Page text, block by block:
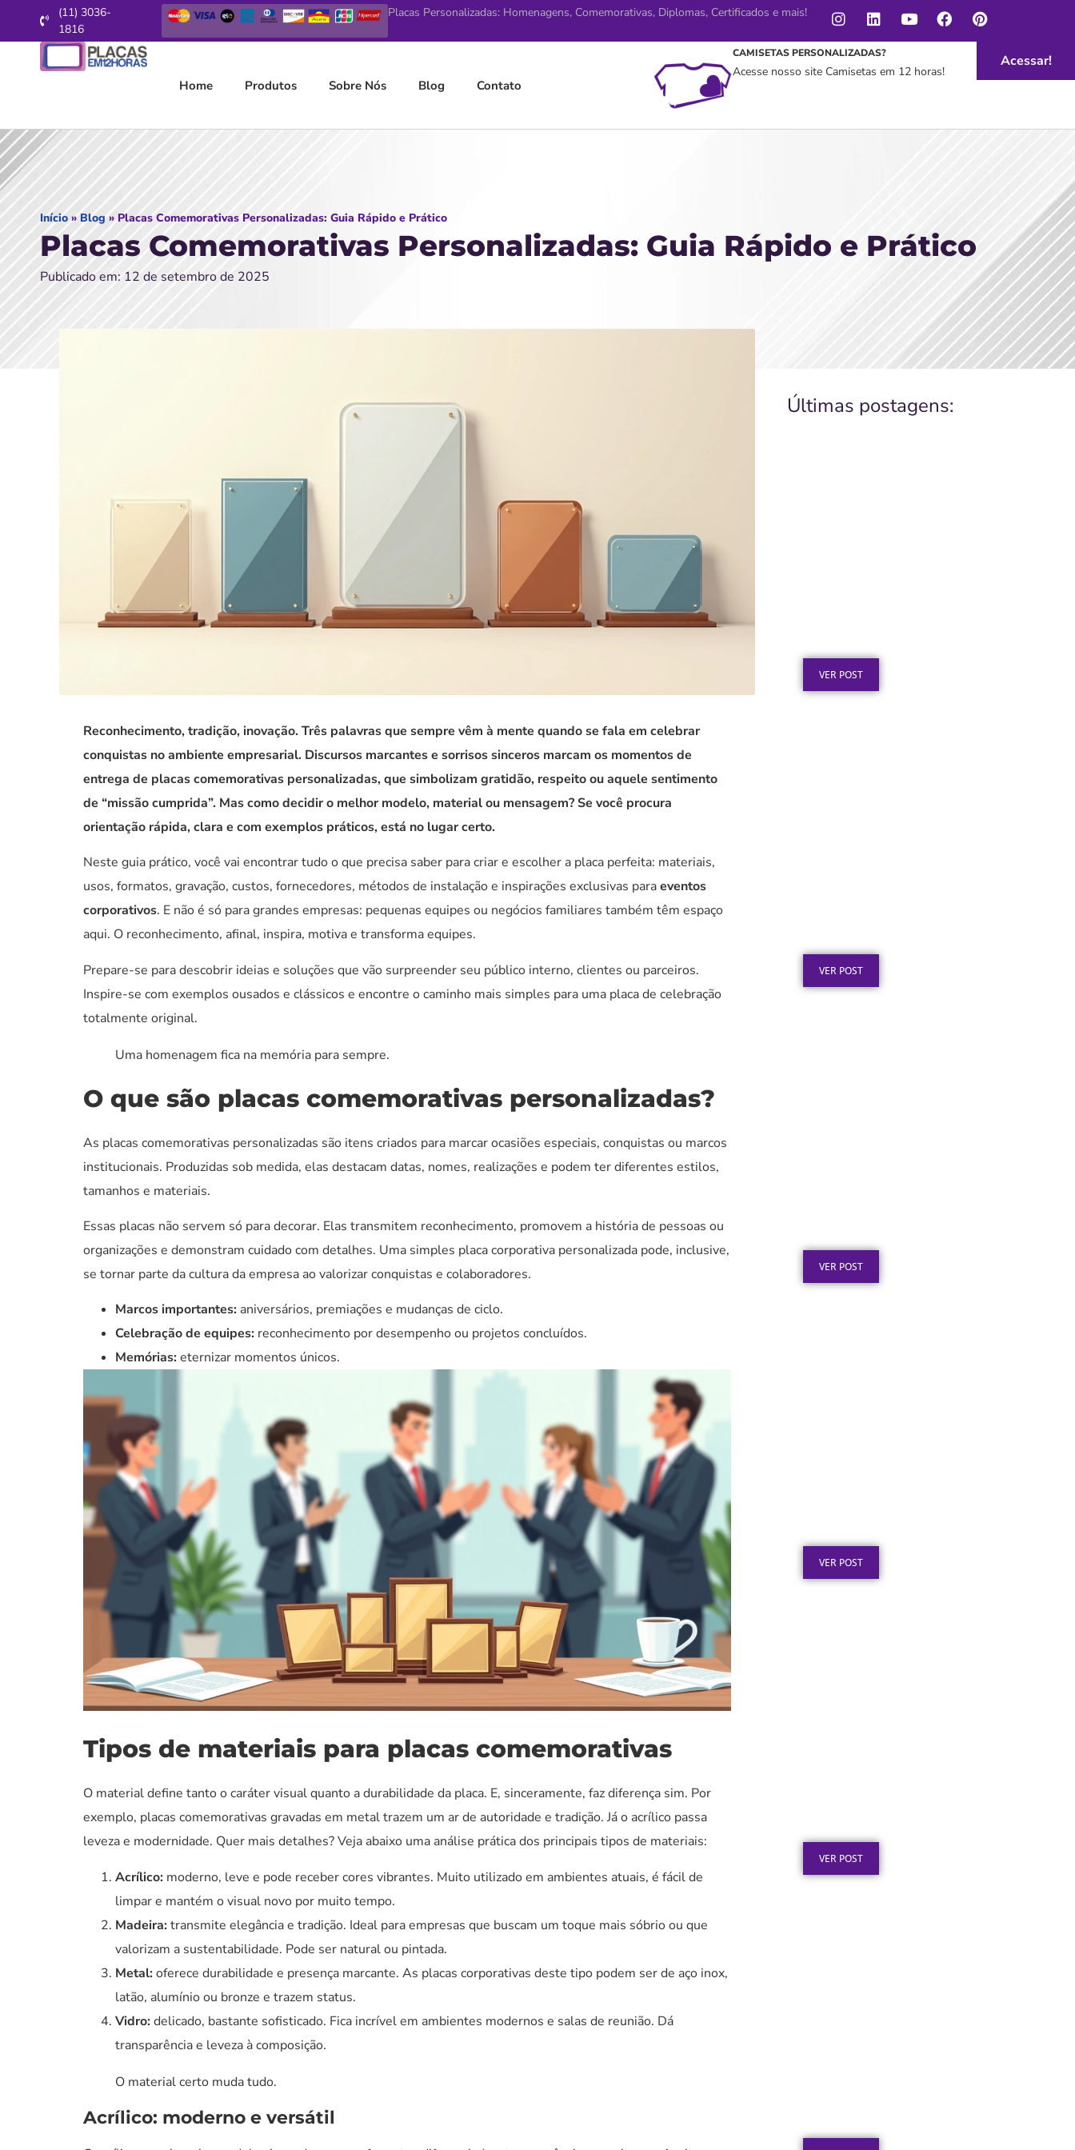
(11) 3036-
1816
Placas Personalizadas: Homenagens, Comemorativas, Diplomas, Certificados e mais!
Home Produtos Sobre Nós Blog Contato
CAMISETAS PERSONALIZADAS?
Acesse nosso site Camisetas em 12 horas!
Acessar!
Início »Blog» Placas Comemorativas Personalizadas: Guia Rápido e Prático
Placas Comemorativas Personalizadas: Guia Rápido e Prático
Publicado em: 12 de setembro de 2025
Reconhecimento, tradição, inovação. Três palavras que sempre vêm à mente quando se fala em celebrar
conquistas no ambiente empresarial. Discursos marcantes e sorrisos sinceros marcam os momentos de
entrega de placas comemorativas personalizadas, que simbolizam gratidão, respeito ou aquele sentimento
de “missão cumprida”. Mas como decidir o melhor modelo, material ou mensagem? Se você procura
orientação rápida, clara e com exemplos práticos, está no lugar certo.
Neste guia prático, você vai encontrar tudo o que precisa saber para criar e escolher a placa perfeita: materiais,
usos, formatos, gravação, custos, fornecedores, métodos de instalação e inspirações exclusivas paraeventos
corporativos. E não é só para grandes empresas: pequenas equipes ou negócios familiares também têm espaço
aqui. O reconhecimento, afinal, inspira, motiva e transforma equipes.
Prepare-se para descobrir ideias e soluções que vão surpreender seu público interno, clientes ou parceiros.
Inspire-se com exemplos ousados e clássicos e encontre o caminho mais simples para uma placa de celebração
totalmente original.
Uma homenagem fica na memória para sempre.
O que são placas comemorativas personalizadas?
As placas comemorativas personalizadas são itens criados para marcar ocasiões especiais, conquistas ou marcos
institucionais. Produzidas sob medida, elas destacam datas, nomes, realizações e podem ter diferentes estilos,
tamanhos e materiais.
Essas placas não servem só para decorar. Elas transmitem reconhecimento, promovem a história de pessoas ou
organizações e demonstram cuidado com detalhes. Uma simples placa corporativa personalizada pode, inclusive,
se tornar parte da cultura da empresa ao valorizar conquistas e colaboradores.
Marcos importantes: aniversários, premiações e mudanças de ciclo.
Celebração de equipes: reconhecimento por desempenho ou projetos concluídos.
Memórias: eternizar momentos únicos.
Tipos de materiais para placas comemorativas
O material define tanto o caráter visual quanto a durabilidade da placa. E, sinceramente, faz diferença sim. Por
exemplo, placas comemorativas gravadas em metal trazem um ar de autoridade e tradição. Já o acrílico passa
leveza e modernidade. Quer mais detalhes? Veja abaixo uma análise prática dos principais tipos de materiais:
Acrílico: moderno, leve e pode receber cores vibrantes. Muito utilizado em ambientes atuais, é fácil de
limpar e mantém o visual novo por muito tempo.
Madeira: transmite elegância e tradição. Ideal para empresas que buscam um toque mais sóbrio ou que
valorizam a sustentabilidade. Pode ser natural ou pintada.
Metal: oferece durabilidade e presença marcante. As placas corporativas deste tipo podem ser de aço inox,
latão, alumínio ou bronze e trazem status.
Vidro: delicado, bastante sofisticado. Fica incrível em ambientes modernos e salas de reunião. Dá
transparência e leveza à composição.
O material certo muda tudo.
Acrílico: moderno e versátil
Últimas postagens:
VER POST
VER POST
VER POST
VER POST
VER POST